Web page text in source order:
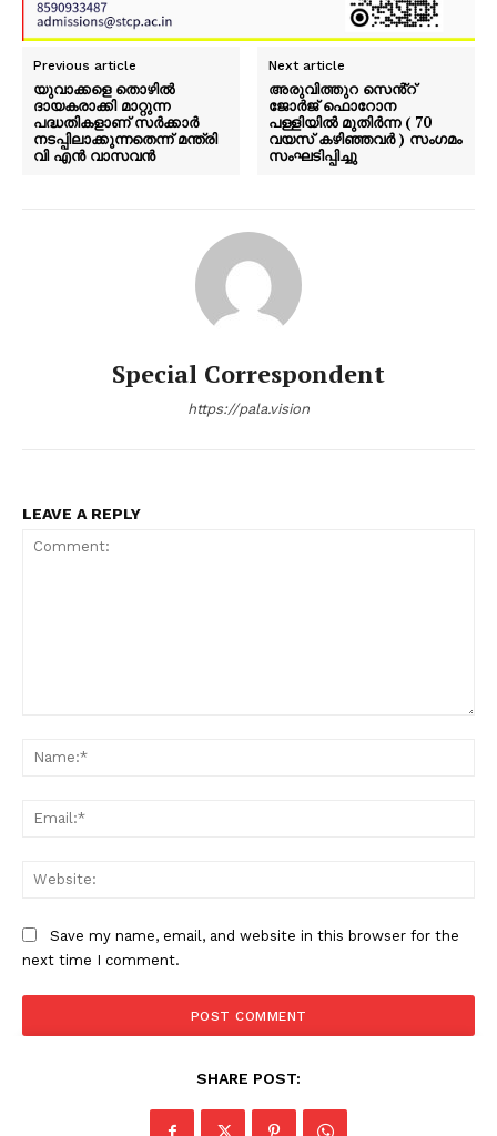
Previous article
യുവാക്കളെ തൊഴിൽ
ദായകരാക്കി മാറ്റുന്ന
പദ്ധതികളാണ് സർക്കാർ
നടപ്പിലാക്കുന്നതെന്ന് മന്ത്രി
വി എൻ വാസവൻ
Next article
അരുവിത്തുറ സെൻ്റ്
ജോർജ് ഫൊറോന
പള്ളിയിൽ മുതിർന്ന ( 70
വയസ് കഴിഞ്ഞവർ ) സംഗമം
സംഘടിപ്പിച്ചു
Special Correspondent
https://pala.vision
LEAVE A REPLY
Save my name, email, and website in this browser for the
next time I comment.
SHARE POST: